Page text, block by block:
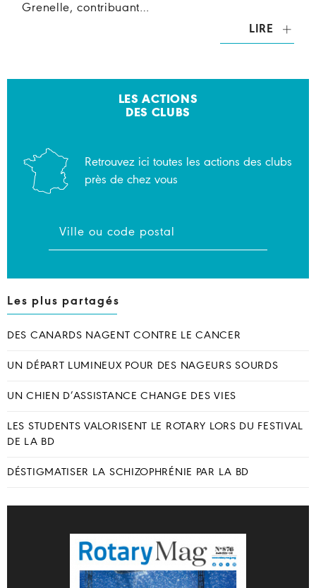
Grenelle, contribuant…
LIRE
LES ACTIONS
DES CLUBS
Retrouvez ici toutes les actions des clubs
près de chez vous
Les plus partagés
DES CANARDS NAGENT CONTRE LE CANCER
UN DÉPART LUMINEUX POUR DES NAGEURS SOURDS
UN CHIEN D’ASSISTANCE CHANGE DES VIES
LES STUDENTS VALORISENT LE ROTARY LORS DU FESTIVAL
DE LA BD
DÉSTIGMATISER LA SCHIZOPHRÉNIE PAR LA BD